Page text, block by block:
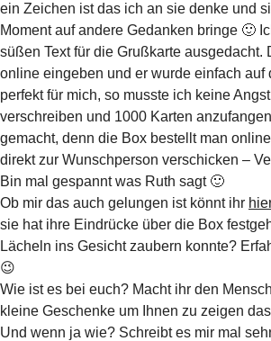
ein Zeichen ist das ich an sie denke und
Moment auf andere Gedanken bringe 🙂
süßen Text für die Grußkarte ausgedacht.
online eingeben und er wurde einfach auf
perfekt für mich, so musste ich keine
verschreiben und 1000 Karten
gemacht, denn die Box bestellt man
direkt zur Wunschperson verschicken –
Bin mal gespannt was Ruth sagt 🙂
Ob mir das auch gelungen ist könnt ihr
sie hat ihre Eindrücke über die Box
Lächeln ins Gesicht zaubern konnte?
😉
Wie ist es bei euch? Macht ihr den
kleine Geschenke um Ihnen zu zeigen
Und wenn ja wie? Schreibt es mir mal